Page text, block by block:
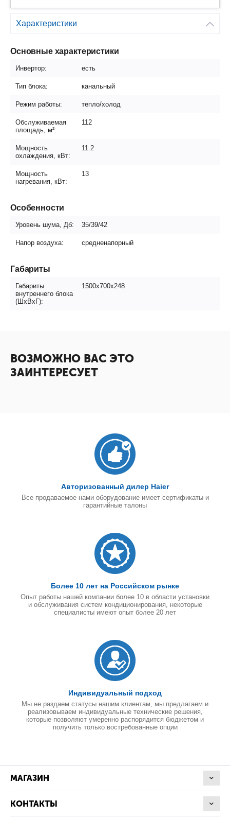
Характеристики
Основные характеристики
Инвертор: есть
Тип блока: канальный
Режим работы: тепло/холод
Обслуживаемая
площадь, м²:
112
Мощность
охлаждения, кВт:
11.2
Мощность
нагревания, кВт:
13
Особенности
Уровень шума, Дб: 35/39/42
Напор воздуха: средненапорный
Габариты
Габариты
внутреннего блока
(ШxВxГ):
1500х700х248
ВОЗМОЖНО ВАС ЭТО
ЗАИНТЕРЕСУЕТ
Авторизованный дилер Haier
Все продаваемое нами оборудование имеет сертификаты и
гарантийные талоны
Более 10 лет на Российском рынке
Опыт работы нашей компании более 10 в области установки
и обслуживания систем кондиционирования, некоторые
специалисты имеют опыт более 20 лет
Индивидуальный подход
Мы не раздаем статусы нашим клиентам, мы предлагаем и
реализовываем индивидуальные технические решения,
которые позволяют умеренно распорядится бюджетом и
получить только востребованные опции
МАГАЗИН
КОНТАКТЫ